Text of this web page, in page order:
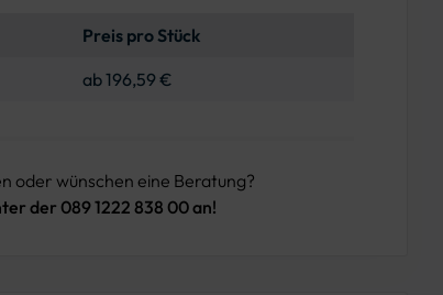
Preis pro Stück
ab 196,59 €
oder wünschen eine Beratung?
der 089 1222 838 00 an!